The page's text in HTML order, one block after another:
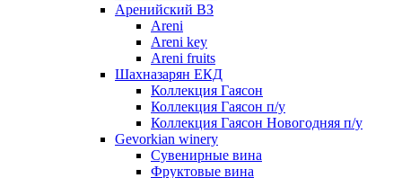
Аренийский ВЗ
Areni
Areni key
Areni fruits
Шахназарян ЕКД
Коллекция Гаясон
Коллекция Гаясон п/у
Коллекция Гаясон Новогодняя п/у
Gevorkian winery
Сувенирные вина
Фруктовые вина